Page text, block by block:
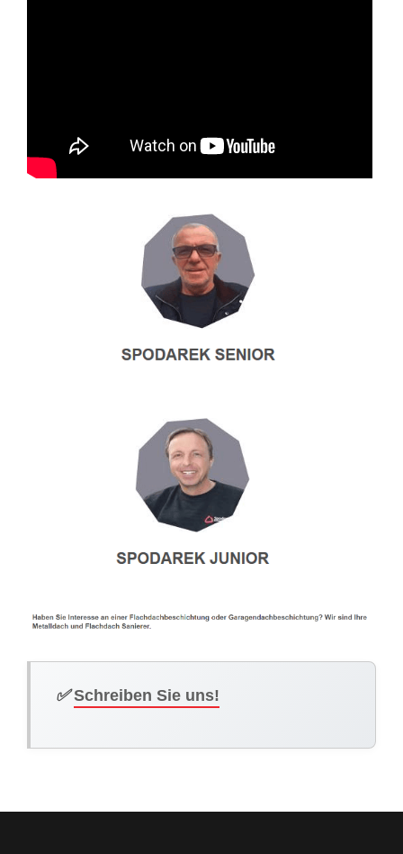
✅Schreiben Sie uns!